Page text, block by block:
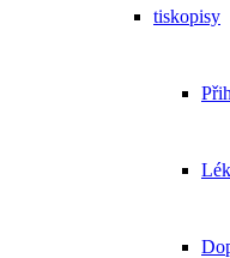
tiskopisy